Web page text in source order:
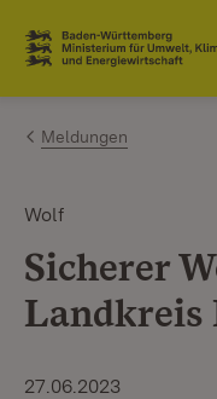
Zum Inhalt
Link zur Startseite
Meldungen
Wolf
Sicherer
Landkreis
27.06.2023